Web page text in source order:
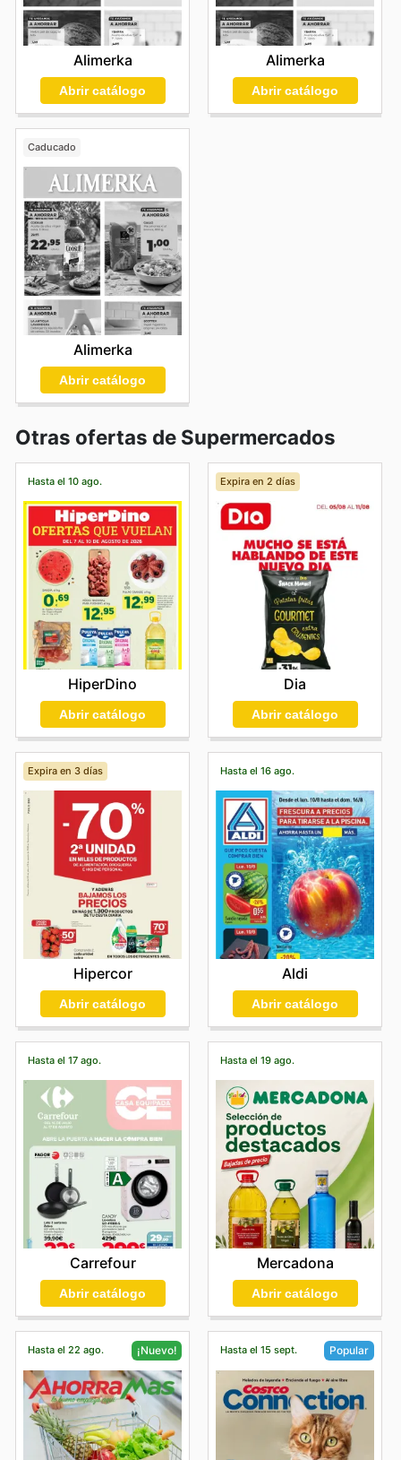
Alimerka
Abrir catálogo
Alimerka
Abrir catálogo
Caducado
Alimerka
Abrir catálogo
Otras ofertas de Supermercados
Hasta el 10 ago.
HiperDino
Abrir catálogo
Expira en 2 días
Dia
Abrir catálogo
Expira en 3 días
Hipercor
Abrir catálogo
Hasta el 16 ago.
Aldi
Abrir catálogo
Hasta el 17 ago.
Carrefour
Abrir catálogo
Hasta el 19 ago.
Mercadona
Abrir catálogo
Hasta el 22 ago. ¡Nuevo! Hasta el 15 sept. Popular